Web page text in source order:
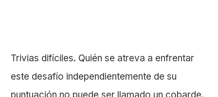
Trivias difíciles. Quién se atreva a enfrentar
este desafío independientemente de su